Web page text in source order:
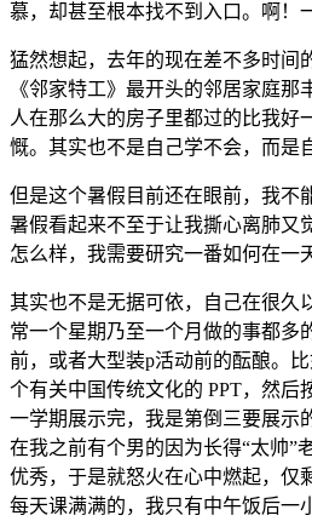
慕，却甚至根本找不到入口。啊！
猛然想起，去年的现在差不多时间
《邻家特工》最开头的邻居家庭
人在那么大的房子里都过的比我好
慨。其实也不是自己学不会，而是
但是这个暑假目前还在眼前，我不
暑假看起来不至于让我撕心离肺又
怎么样，我需要研究一番如何在一
其实也不是无据可依，自己在很久
常一个星期乃至一个月做的事都多
前，或者大型装p活动前的酝酿。
个有关中国传统文化的 PPT，然后
一学期展示完，我是第倒三要展示
在我之前有个男的因为长得“太帅”
优秀，于是就怒火在心中燃起，仅
每天课满满的，我只有中午饭后一